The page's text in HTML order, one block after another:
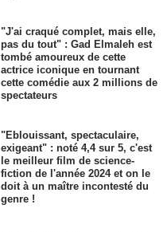
"J'ai craqué complet, mais elle,
pas du tout" : Gad Elmaleh est
tombé amoureux de cette
actrice iconique en tournant
cette comédie aux 2 millions de
spectateurs
"Eblouissant, spectaculaire,
exigeant" : noté 4,4 sur 5, c'est
le meilleur film de science-
fiction de l'année 2024 et on le
doit à un maître incontesté du
genre !